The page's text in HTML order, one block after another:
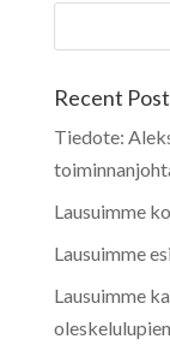
Recent
Tiedote:
Lausuimme
Lausuimme
Lausuimme